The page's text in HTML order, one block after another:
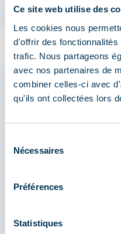
Ce site web utilise des
Les cookies nous
d'offrir des
trafic. Nous partageons
avec nos partenaires de
combiner celles-ci avec
qu'ils ont collectées lors
Nécessaires
Préférences
Statistiques
Séjour à
famille : les
Facile ! A côté de
vous pourrez